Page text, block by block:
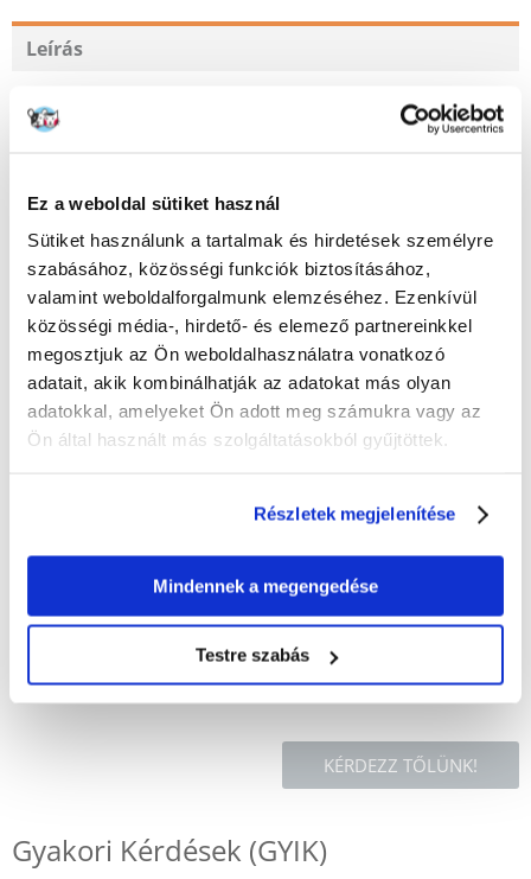
Ez a weboldal sütiket használ
Sütiket használunk a tartalmak és hirdetések személyre
szabásához, közösségi funkciók biztosításához,
valamint weboldalforgalmunk elemzéséhez. Ezenkívül
közösségi média-, hirdető- és elemező partnereinkkel
megosztjuk az Ön weboldalhasználatra vonatkozó
adatait, akik kombinálhatják az adatokat más olyan
adatokkal, amelyeket Ön adott meg számukra vagy az
Ön által használt más szolgáltatásokból gyűjtöttek.
Részletek megjelenítése
Mindennek a megengedése
Testre szabás
Leírás
Kizárólag könnyű csirkefilé darabok finom kocsonyában, kézzel
csomagolva, kiváló minőségű alapanyagokkal. A legmagasabb
Összetétel:
48% csirke, 6,5% sonka
Elemzés: A csirke és a csirkehús összetételét tekintve a csirke és a
csirkehús közötti különbségeket tekintve:
Nyersfehérje 13%.
Zsírtartalom 1 %.
Nyersrosttartalom 0,5
Nyers hamu 1,5
Nedvességtartalom 83
Kalóriatartalom / 100 g: 66 kcal
A napi szükséglet életkor, aktivitás és fajta szerint változik. Mindig
elegendő friss ivóvizet biztosítson.
KÉRDEZZ TŐLÜNK!
Gyakori Kérdések (GYIK)